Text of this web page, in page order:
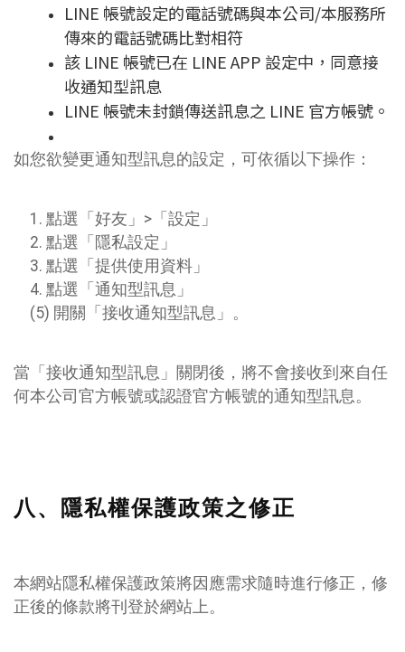
LINE 帳號設定的電話號碼與本公司/本服務所
傳來的電話號碼比對相符
該 LINE 帳號已在 LINE APP 設定中，同意接
收通知型訊息
LINE 帳號未封鎖傳送訊息之 LINE 官方帳號。
如您欲變更通知型訊息的設定，可依循以下操作：
1. 點選「好友」>「設定」
2. 點選「隱私設定」
3. 點選「提供使用資料」
4. 點選「通知型訊息」
(5) 開關「接收通知型訊息」。
當「接收通知型訊息」 關閉後，將不會接收到來自任
何本公司官方帳號或認證官方帳號的通知型訊息。
八、隱私權保護政策之修正
本網站隱私權保護政策將因應需求隨時進行修正，修
正後的條款將刊登於網站上。